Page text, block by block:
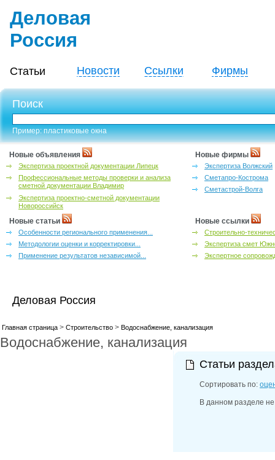
Деловая
Россия
Статьи Новости Ссылки Фирмы
Поиск
Пример: пластиковые окна
Новые объявления
Экспертиза проектной документации Липецк
Профессиональные методы проверки и анализа
сметной документации Владимир
Экспертиза проектно-сметной документации
Новороссийск
Новые фирмы
Экспертиза Волжский
Сметапро-Кострома
Сметастрой-Волга
Новые статьи
Особенности регионального применения...
Методологии оценки и корректировки...
Применение результатов независимой...
Новые ссылки
Строительно-
Экспертиза смет
Экспертное
Деловая Россия
Главная страница > Строительство > Водоснабжение, канализация
Водоснабжение, канализация
Статьи
Сортировать по:
В данном разделе